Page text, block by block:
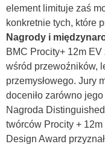
element limituje zaś
konkretnie tych, które
Nagrody i
BMC Procity+ 12m
wśród przewoźników,
przemysłowego. Jury
doceniło zarówno
Nagroda
twórców Procity +
Design Award